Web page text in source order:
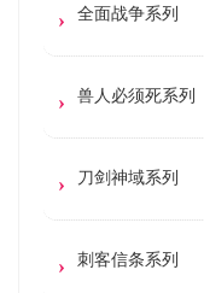
全面战争系列
兽人必须死系列
刀剑神域系列
刺客信条系列